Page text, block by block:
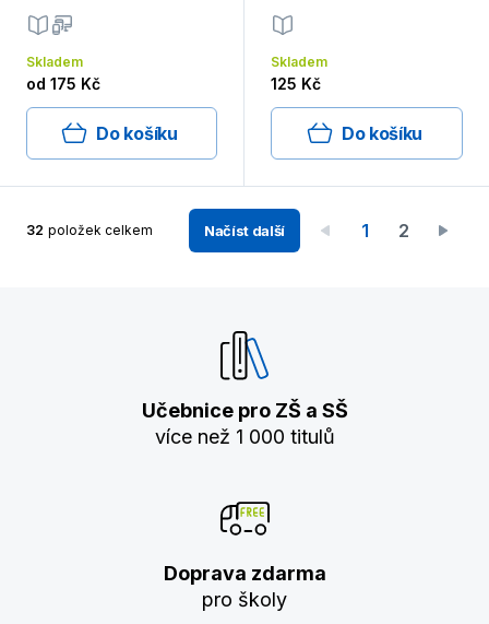
Skladem
od 175 Kč
Do košíku
Skladem
125 Kč
Do košíku
32 položek celkem Načíst další 1 2
Učebnice pro ZŠ a SŠ
více než 1 000 titulů
Doprava zdarma
pro školy